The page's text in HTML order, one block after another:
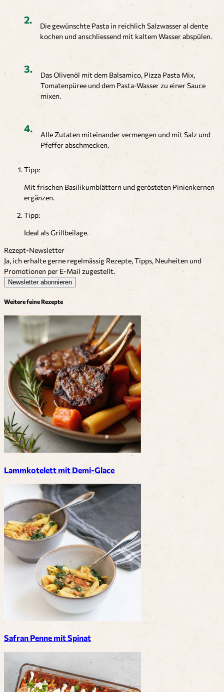
Die gewünschte Pasta in reichlich Salzwasser al dente
kochen und anschliessend mit kaltem Wasser abspülen.
Das Olivenöl mit dem Balsamico, Pizza Pasta Mix,
Tomatenpüree und dem Pasta-Wasser zu einer Sauce
mixen.
Alle Zutaten miteinander vermengen und mit Salz und
Pfeffer abschmecken.
Tipp:
Mit frischen Basilikumblättern und gerösteten Pinienkernen
ergänzen.
Tipp:
Ideal als Grillbeilage.
Rezept-Newsletter
Ja, ich erhalte gerne regelmässig Rezepte, Tipps, Neuheiten und
Promotionen per E-Mail zugestellt.
Newsletter abonnieren
Weitere feine Rezepte
Lammkotelett mit Demi-Glace
Safran Penne mit Spinat